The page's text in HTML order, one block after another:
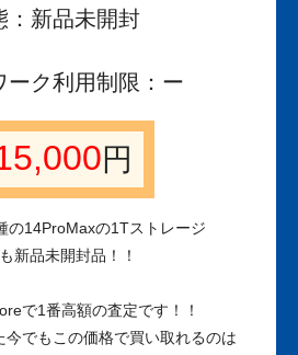
：新品未開封
ーク利用制限：ー
円
の14ProMaxの1Tストレージ
新品未開封品！！
で1番高額の査定です！！
今でもこの価格で買い取れるのは